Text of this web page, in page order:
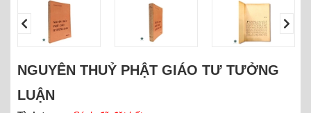
NGUYÊN THUỶ PHẬT GIÁO TƯ TƯỞNG
LUẬN